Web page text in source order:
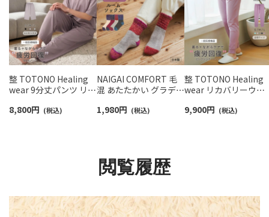
整 TOTONO Healing
wear 9分丈パンツ リカ
遠赤外線 血行促進 一般
8,800円 (税込)
NAIGAI COMFORT 毛
混 あたたかい グラデー
ソックス 履き口ゆった
1,980円 (税込)
整 TOTONO Healing
wear リカバリーウェ
ガーパンツ レディー
9,900円 (税込)
閲覧履歴